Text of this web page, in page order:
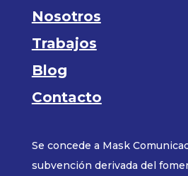
Nosotros
Trabajos
Blog
Contacto
Se concede a Mask
subvención derivada del